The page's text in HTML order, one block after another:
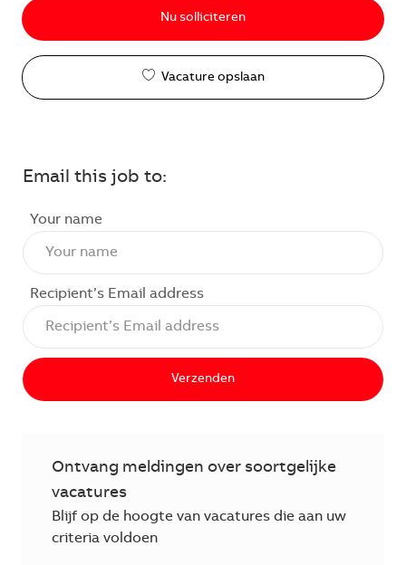
Nu solliciteren
Vacature opslaan
Email this job to:
Your name
Recipient’s Email address
Verzenden
Ontvang meldingen over soortgelijke
vacatures
Blijf op de hoogte van vacatures die aan uw
criteria voldoen